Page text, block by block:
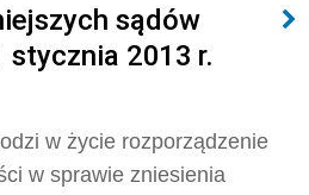
sądów
stycznia 2013 r.
w życie rozporządzenie
w sprawie zniesienia